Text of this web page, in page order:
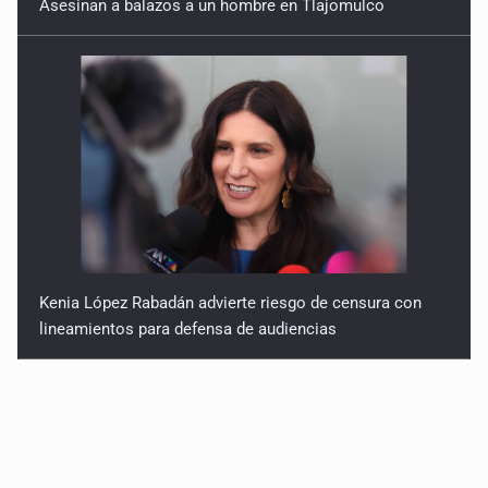
Asesinan a balazos a un hombre en Tlajomulco
Kenia López Rabadán advierte riesgo de censura con
lineamientos para defensa de audiencias